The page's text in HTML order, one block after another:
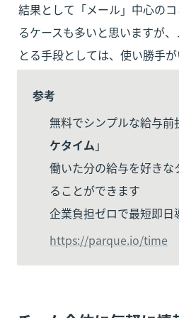
結果として「メール」中心の
るケースも多いと思いますが
とる手段としては、使い勝手
参考
無料でシンプルな給与
ケタイム 」
働いた分の給与を好きな
ることができます
企業負担ゼロで最短即日
https://parque.io/time